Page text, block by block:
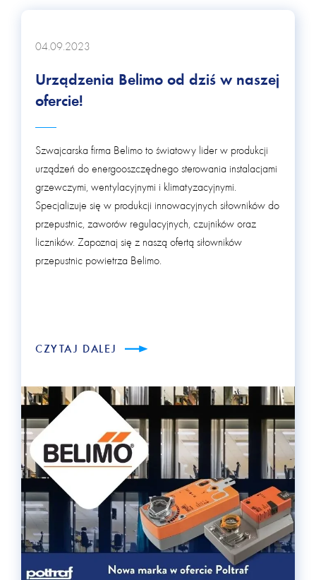
04.09.2023
Urządzenia Belimo od dziś w naszej
ofercie!
Szwajcarska firma Belimo to światowy lider w produkcji
urządzeń do energooszczędnego sterowania instalacjami
grzewczymi, wentylacyjnymi i klimatyzacyjnymi.
Specjalizuje się w produkcji innowacyjnych siłowników do
przepustnic, zaworów regulacyjnych, czujników oraz
liczników. Zapoznaj się z naszą ofertą siłowników
przepustnic powietrza Belimo.
CZYTAJ DALEJ